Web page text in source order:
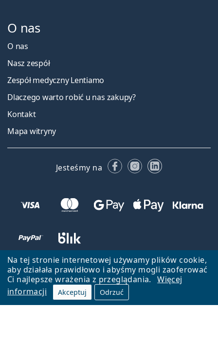
Na tej stronie internetowej używamy plików cookie,
aby działała prawidłowo i abyśmy mogli zaoferować
Ci najlepsze wrażenia z przeglądania.
Więcej
informacji
Akceptuj Odrzuć
O nas
O nas
Nasz zespół
Zespół medyczny Lentiamo
Dlaczego warto robić u nas zakupy?
Kontakt
Mapa witryny
Jesteśmy na FacebookuInstagramie
LinkedIn
Wróć do strony głównej